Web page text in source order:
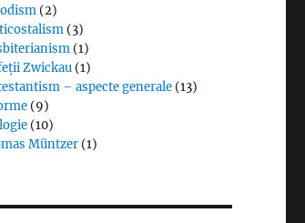
(2)
(3)
(1)
Zwickau (1)
– aspecte generale (13)
(9)
(10)
Müntzer (1)